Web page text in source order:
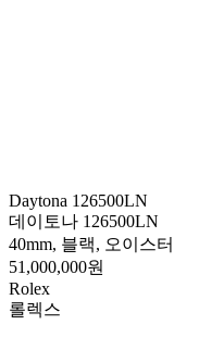
Daytona 126500LN
데이토나 126500LN
40mm, 블랙, 오이스터
51,000,000원
Rolex
롤렉스